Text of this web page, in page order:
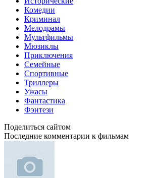
Комедии
Криминал
Мелодрамы
Мультфильмы
Мюзиклы
Приключения
Семейные
Спортивные
Триллеры
Ужасы
Фантастика
Фэнтези
Поделиться сайтом
Последние комментарии к фильмам